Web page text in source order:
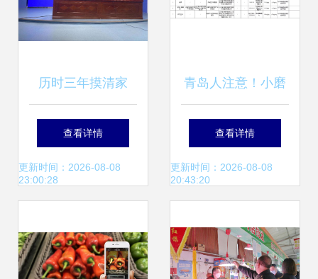
历时三年摸清家
底，威海农产品生
产迈向精准植基新
查看详情
更新时间：2026-08-08
23:00:28
青岛人注意！小磨
香油、饼干……又
一批食品抽检不合
查看详情
更新时间：2026-08-08
20:43:20